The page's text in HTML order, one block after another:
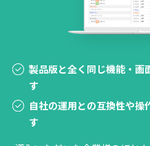
製品版と全く同じ機能・画
す
自社の運用との互換性や操
す